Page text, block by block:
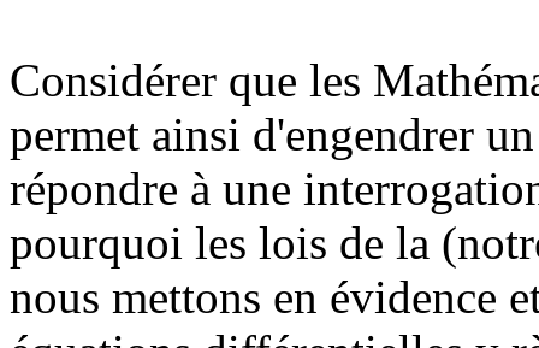
Considérer que les
permet ainsi d'engendrer
répondre à une
pourquoi les lois de la
nous mettons en évidence